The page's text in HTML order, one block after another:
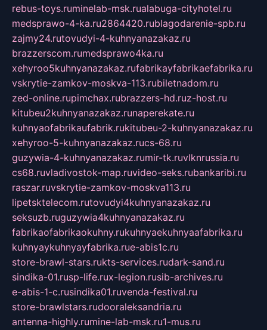
rebus-toys.ruminelab-msk.rualabuga-cityhotel.ru
medsprawo-4-ka.ru2864420.rublagodarenie-spb.ru
zajmy24.rutovudyi-4-kuhnyanazakaz.ru
brazzerscom.rumedsprawo4ka.ru
xehyroo5kuhnyanazakaz.rufabrikayfabrikaefabrika.ru
vskrytie-zamkov-moskva-113.rubiletnadom.ru
zed-online.rupimchax.rubrazzers-hd.ruz-host.ru
kitubeu2kuhnyanazakaz.runaperekate.ru
kuhnyaofabrikaufabrik.rukitubeu-2-kuhnyanazakaz.ru
xehyroo-5-kuhnyanazakaz.rucs-68.ru
guzywia-4-kuhnyanazakaz.rumir-tk.ruvlknrussia.ru
cs68.ruvladivostok-map.ruvideo-seks.rubankaribi.ru
raszar.ruvskrytie-zamkov-moskva113.ru
lipetsktelecom.rutovudyi4kuhnyanazakaz.ru
seksuzb.ruguzywia4kuhnyanazakaz.ru
fabrikaofabrikaokuhny.rukuhnyaekuhnyaafabrika.ru
kuhnyaykuhnyayfabrika.rue-abis1c.ru
store-brawl-stars.rukts-services.rudark-sand.ru
sindika-01.rusp-life.rux-legion.rusib-archives.ru
e-abis-1-c.rusindika01.ruvenda-festival.ru
store-brawlstars.rudooraleksandria.ru
antenna-highly.rumine-lab-msk.ru1-mus.ru